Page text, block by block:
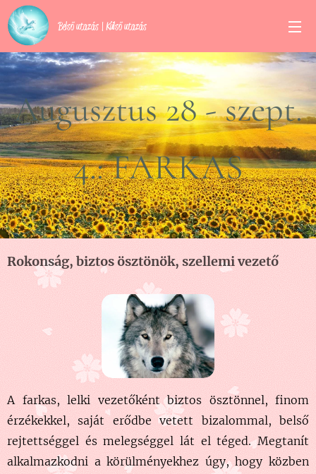
Belső utazás | Külső utazás
Augusztus 28 - szept.
4.: FARKAS
2023.08.28
Rokonság, biztos ösztönök, szellemi vezető
A farkas, lelki vezetőként biztos ösztönnel, finom
érzékekkel, saját erődbe vetett bizalommal, belső
rejtettséggel és melegséggel lát el téged. Megtanít
alkalmazkodni a körülményekhez úgy, hogy közben